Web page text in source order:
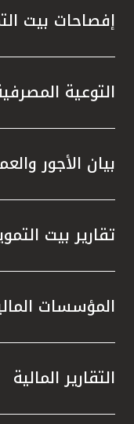
إفصاحات بيت
التوعية
بيان الأجور
تقارير بيت
المؤسسات
التقارير المالية